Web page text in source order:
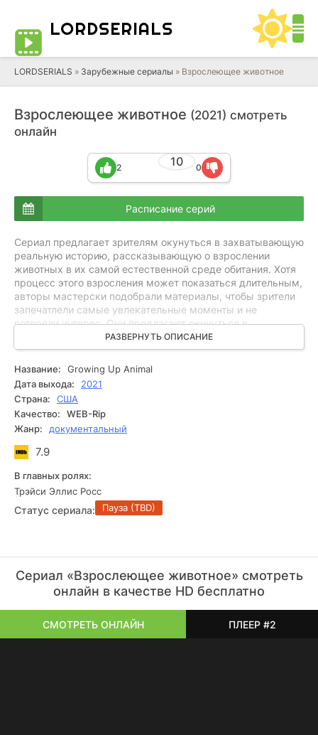
LORDSERIALS
LORDSERIALS » Зарубежные сериалы » Взрослеющее животное
Взрослеющее животное (2021) смотреть
онлайн
10
2 0
Расписание серий
Сериал предлагает зрителям окунуться в захватывающую
реальную историю, рассказывающую о взрослении
животных в их самой естественной среде обитания. Хотя
процесс этого взросления может показаться длительным,
авторы мастерски подобрали материалы, чтобы зрители
запечатлели самые увлекательные моменты и не
потеряли интерес. Они предлагают окунуться в
захватывающую историю о том, как детеныши проходят
свой путь, начиная от момента их зачатия, и заканчивая
формированием их родительской роли. Уникальная
история о выживании в дикой природе захватит вас
полностью во время просмотра всего этого
документального сериала.
РАЗВЕРНУТЬ ОПИСАНИЕ
Название:
Growing Up Animal
Дата выхода:
2021
Страна:
США
Качество:
WEB-Rip
Жанр:
документальный
7.9
В главных ролях:
Трэйси Эллис Росс
Статус сериала: Пауза (TBD)
Сериал «Взрослеющее животное» смотреть
онлайн в качестве HD бесплатно
СМОТРЕТЬ ОНЛАЙН ПЛЕЕР #2